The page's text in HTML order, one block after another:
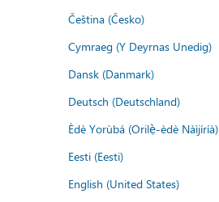
Čeština (Česko)
Cymraeg (Y Deyrnas Unedig)
Dansk (Danmark)
Deutsch (Deutschland)
Èdè Yorùbá (Orilẹ̀-èdè Nàìjíríà)
Eesti (Eesti)
English (United States)